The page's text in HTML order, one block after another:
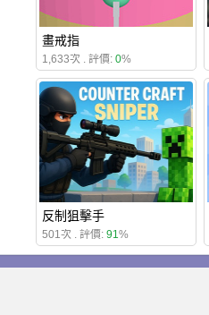
畫戒指
1,633次 . 評價: 0%
反制狙擊手
501次 . 評價: 91%